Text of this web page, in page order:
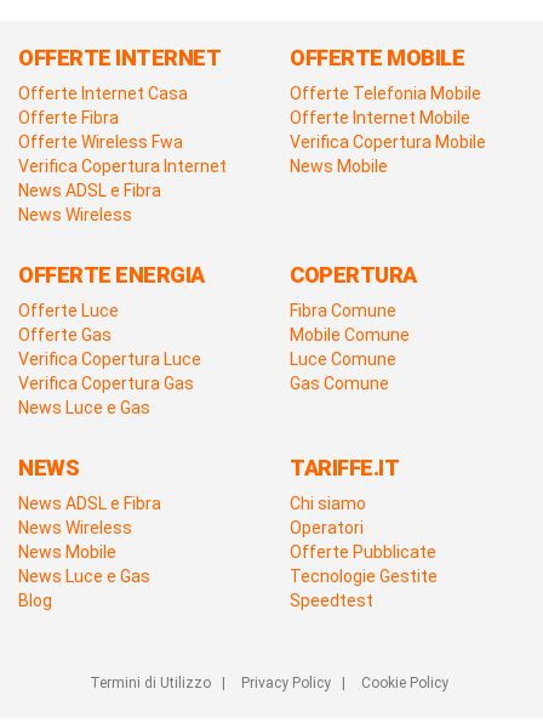
OFFERTE INTERNET
Offerte Internet Casa
Offerte Fibra
Offerte Wireless Fwa
Verifica Copertura Internet
News ADSL e Fibra
News Wireless
OFFERTE MOBILE
Offerte Telefonia Mobile
Offerte Internet Mobile
Verifica Copertura Mobile
News Mobile
OFFERTE ENERGIA
Offerte Luce
Offerte Gas
Verifica Copertura Luce
Verifica Copertura Gas
News Luce e Gas
COPERTURA
Fibra Comune
Mobile Comune
Luce Comune
Gas Comune
NEWS
News ADSL e Fibra
News Wireless
News Mobile
News Luce e Gas
Blog
TARIFFE.IT
Chi siamo
Operatori
Offerte Pubblicate
Tecnologie Gestite
Speedtest
Termini di Utilizzo| Privacy Policy| Cookie Policy